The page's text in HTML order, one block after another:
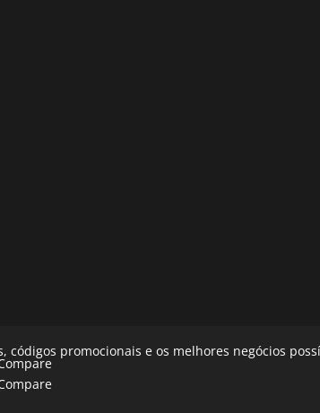
códigos promocionais e os melhores negócios